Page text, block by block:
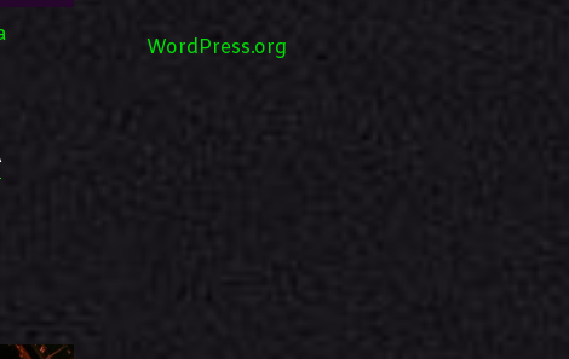
WordPress.org